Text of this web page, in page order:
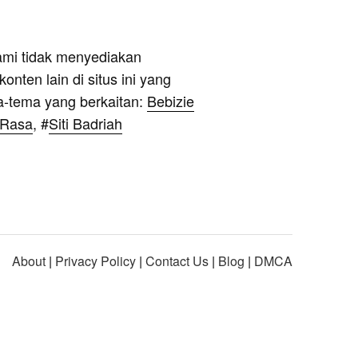
tidak menyediakan
lain di situs ini yang
tema yang berkaitan: Bebizie
, #Siti Badriah
About | Privacy Policy | Contact Us | Blog | DMCA